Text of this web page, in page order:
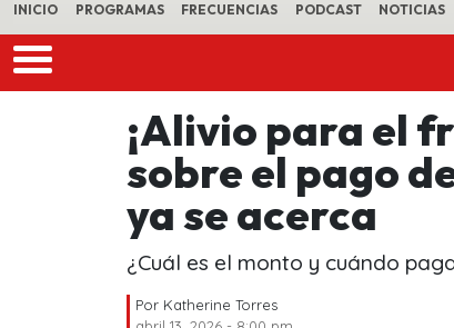
INICIO PROGRAMAS FRECUENCIAS PODCAST NOTICIAS
¡Alivio para el
sobre el pago
ya se acerca
¿Cuál es el monto y cuándo
Por Katherine Torres